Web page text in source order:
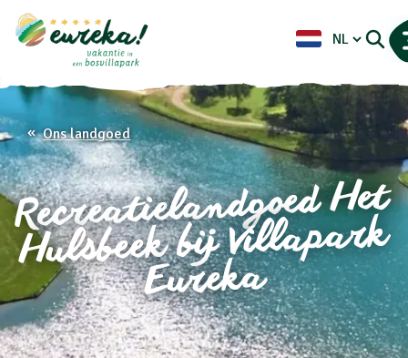
Recreatielandgoed Het
Hulsbeek bij Villapark
Eureka
Ons landgoed